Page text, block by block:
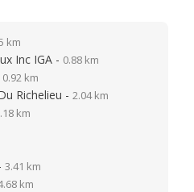
km
Inc IGA - 0.88 km
0.92 km
Richelieu - 2.04 km
km
3.41 km
km